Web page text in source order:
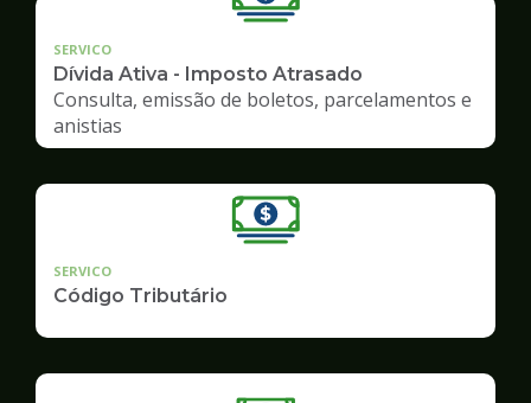
SERVICO
Dívida Ativa - Imposto Atrasado
Consulta, emissão de boletos, parcelamentos e
anistias
SERVICO
Código Tributário